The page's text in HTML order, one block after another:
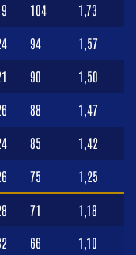
104 1,73
94 1,57
90 1,50
88 1,47
85 1,42
75 1,25
71 1,18
66 1,10